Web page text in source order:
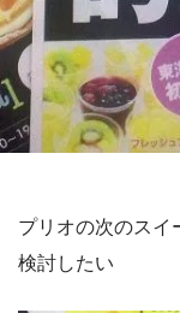
プリオの次のスイ
検討したい